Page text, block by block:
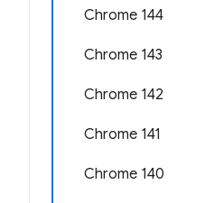
Chrome 144
Chrome 143
Chrome 142
Chrome 141
Chrome 140